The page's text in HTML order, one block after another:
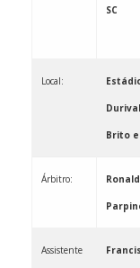
SC
Local:
Brito e
Árbitro:
Assistente